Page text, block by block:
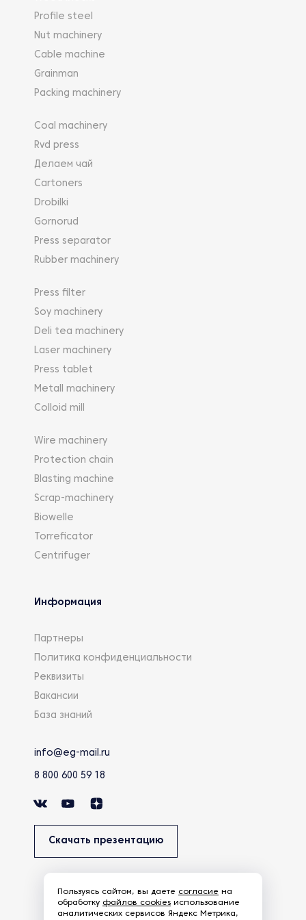
непосредственной работе фиксируется четырьмя
боковыми выдвижными домкратами. Специальный
ударников любой допустимой модификации с
высокой степенью центровки.
Буровые машины на гусеницах серии KW работают
дизельными компрессорами серии LGCY.
Profile steel
Nut machinery
Cable machine
Grainman
Packing machinery
Coal machinery
Rvd press
Делаем чай
Cartoners
Drobilki
Gornorud
Press separator
Rubber machinery
Press filter
Soy machinery
Deli tea machinery
Laser machinery
Press tablet
Metall machinery
Colloid mill
Wire machinery
Protection chain
Blasting machine
Scrap-machinery
Biowelle
Torreficator
Centrifuger
Информация
Партнеры
Политика конфиденциальности
Реквизиты
Вакансии
База знаний
info@eg-mail.ru
8 800 600 59 18
Скачать презентацию
Пользуясь сайтом, вы даете согласие на
обработку файлов cookies использование
аналитических сервисов Яндекс Метрика,